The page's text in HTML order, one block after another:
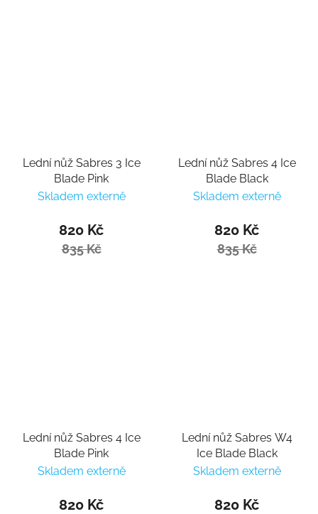
Lední nůž Sabres 3 Ice
Blade Pink
Skladem externě
820 Kč
835 Kč
Lední nůž Sabres 4 Ice
Blade Black
Skladem externě
820 Kč
835 Kč
Lední nůž Sabres 4 Ice
Blade Pink
Skladem externě
820 Kč
Lední nůž Sabres W4
Ice Blade Black
Skladem externě
820 Kč